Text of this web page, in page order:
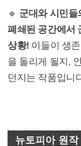
🔹 군대와 시민들
폐쇄된 공간에서
상황! 이들이 생
을 돌리게 될지,
던지는 작품입니
뉴토피아 원작